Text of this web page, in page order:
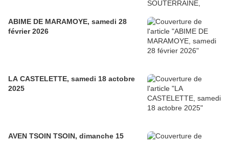
ABIME DE MARAMOYE, samedi 28
février 2026
LA CASTELETTE, samedi 18 actobre
2025
AVEN TSOIN TSOIN, dimanche 15